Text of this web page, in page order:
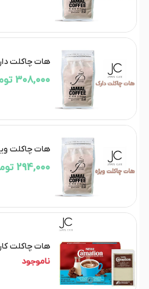
هات چاکلت
308,000 تومان
هات چاکلت
294,000 تومان
هات چاکلت
ناموجود